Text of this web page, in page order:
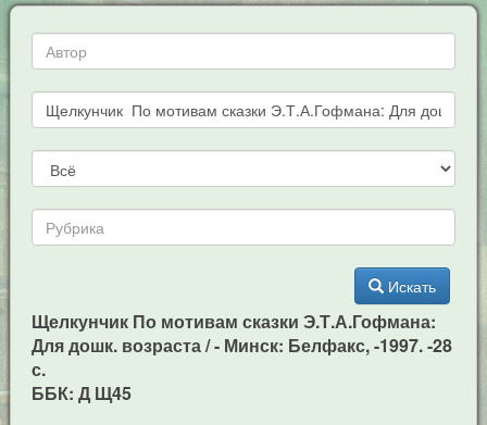
Искать
Щелкунчик По мотивам сказки Э.Т.А.Гофмана:
Для дошк. возраста / - Минск: Белфакс, -1997. -28
с.
ББК: Д Щ45